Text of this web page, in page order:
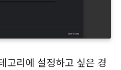
고리에 설정하고 싶은 경